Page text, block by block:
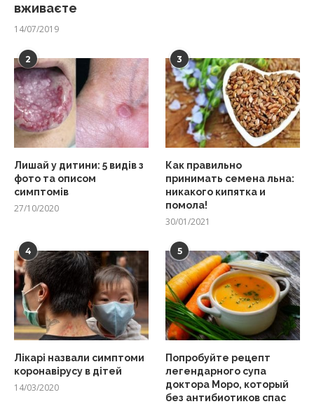
вживаєте
14/07/2019
2
Лишай у дитини: 5 видів з
фото та описом
симптомів
27/10/2020
3
Как правильно
принимать семена льна:
никакого кипятка и
помола!
30/01/2021
4
Лікарі назвали симптоми
коронавірусу в дітей
14/03/2020
5
Попробуйте рецепт
легендарного супа
доктора Моро, который
без антибиотиков спас